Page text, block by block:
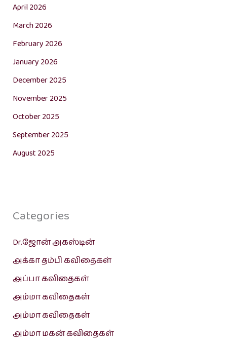
April 2026
March 2026
February 2026
January 2026
December 2025
November 2025
October 2025
September 2025
August 2025
Categories
Dr.ஜோன் அகஸ்டின்
அக்கா தம்பி கவிதைகள்
அப்பா கவிதைகள்
அம்மா கவிதைகள்
அம்மா கவிதைகள்
அம்மா மகன் கவிதைகள்